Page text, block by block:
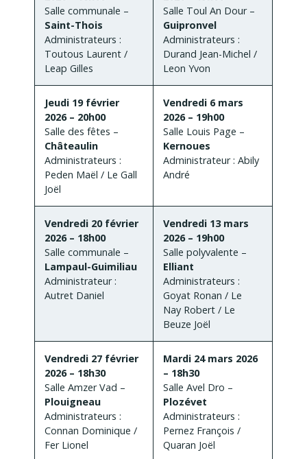
Salle communale –
Saint-Thois
Administrateurs :
Toutous Laurent /
Leap Gilles
Salle Toul An Dour –
Guipronvel
Administrateurs :
Durand Jean-Michel /
Leon Yvon
Jeudi 19 février
2026 – 20h00
Salle des fêtes –
Châteaulin
Administrateurs :
Peden Maël / Le Gall
Joël
Vendredi 6 mars
2026 – 19h00
Salle Louis Page –
Kernoues
Administrateur : Abily
André
Vendredi 20 février
2026 – 18h00
Salle communale –
Lampaul-Guimiliau
Administrateur :
Autret Daniel
Vendredi 13 mars
2026 – 19h00
Salle polyvalente –
Elliant
Administrateurs :
Goyat Ronan / Le
Nay Robert / Le
Beuze Joël
Vendredi 27 février
2026 – 18h30
Salle Amzer Vad –
Plouigneau
Administrateurs :
Connan Dominique /
Fer Lionel
Mardi 24 mars 2026
– 18h30
Salle Avel Dro –
Plozévet
Administrateurs :
Pernez François /
Quaran Joël